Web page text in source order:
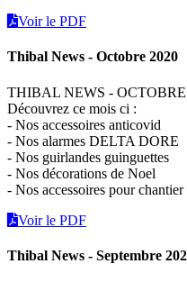
Voir le PDF
Thibal News - Octobre 2020
THIBAL NEWS - OCTOBRE
Découvrez ce mois ci :
- Nos accessoires anticovid
- Nos alarmes DELTA DORE
- Nos guirlandes guinguettes
- Nos décorations de Noel
- Nos accessoires pour chantier
Voir le PDF
Thibal News - Septembre